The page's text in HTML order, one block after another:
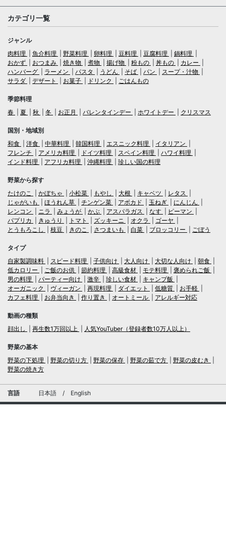
カテゴリ一覧
ジャンル
肉料理
魚介料理 野菜料理 卵料理 豆料理 豆腐料理
鍋料理
おかず
おつまみ 焼き物 煮物 揚げ物 粉もの 丼もの
カレー
ハンバーグ
ラーメン パスタ うどん そば パン
スープ・汁物
サラダ
デザート お菓子 ドリンク ごはんもの
季節料理
春
夏 秋 冬 お正月 バレンタインデー ホワイトデー クリスマス
国別・地域別
和食
洋食 中華料理 韓国料理 エスニック料理
イタリアン
フレンチ
アメリカ料理 ドイツ料理 スペイン料理
ハワイ料理
インド料理
アフリカ料理 沖縄料理 珍しい国の料理
野菜から探す
たけのこ
かぼちゃ 小松菜 もやし 大根 キャベツ
レタス
じゃがいも
ほうれん草 チンゲン菜 アボカド 玉ねぎ
にんじん
レンコン
ニラ みょうが かぶ アスパラガス なす
ピーマン
パプリカ
きゅうり トマト ズッキーニ オクラ
ゴーヤ
とうもろこし
枝豆 きのこ さつまいも 白菜 ブロッコリー ごぼう
タイプ
自家製調味料
スピード料理 子供向け 大人向け 大切な人向け
朝食
低カロリー
ご飯のお供 節約料理 高級食材 モテ料理
褒められご飯
男の料理
パーティー向け 激辛 珍しい食材
キャンプ飯
オーガニック
ヴィーガン 再現料理 ダイエット 低糖質
お手軽
カフェ料理
お弁当向き 作り置き オートミール アレルギー対応
動画の種類
顔出し
再生数1万回以上 人気YouTuber（登録者数10万人以上）
野菜の基本
野菜の下処理
野菜の切り方 野菜の保存 野菜の茹で方
野菜の皮むき
野菜の焼き方
言語 日本語 / English